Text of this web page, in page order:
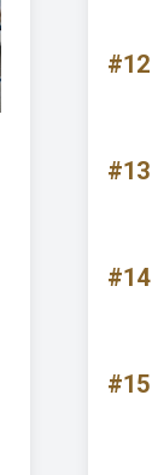
#12
#13
#14
#15